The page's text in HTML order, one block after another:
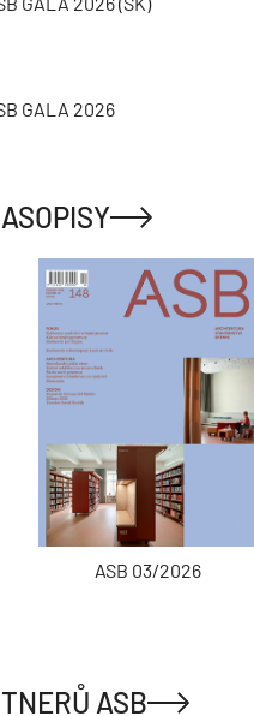
GALA 2026
ASB 03/2026
ASB